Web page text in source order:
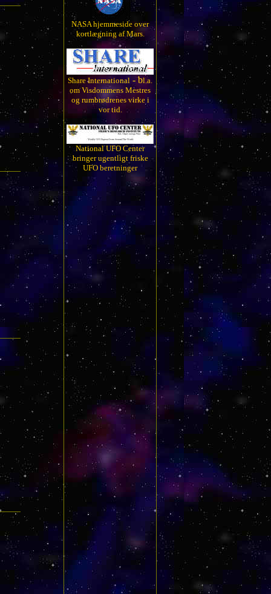
NASA hjemmeside over
kortlægning af Mars.
Share International - bl.a.
om Visdommens Mestres
og rumbrødrenes virke i
vor tid.
National UFO Center
bringer ugentligt friske
UFO beretninger